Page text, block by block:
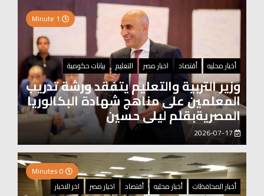
أخبار محليه أقتصاد اخبار مصر التعليم بيانات حكومية
وزير التربية والتعليم يتفقد ورشة تدريب
المعلمين على مناهج شهادة البكالوريا
المصريةبقلم ليلى حسين
أخبار المحافظات
أخبار محليه أقتصاد اخبار مصر
اخر الاخبار